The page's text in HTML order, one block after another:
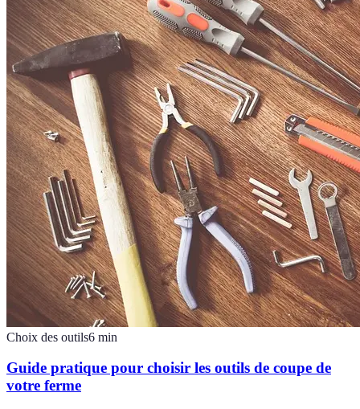
Choix des outils6 min
Guide pratique pour choisir les outils de coupe de
votre ferme